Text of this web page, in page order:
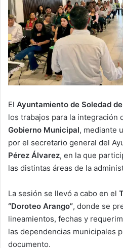
El Ayuntamiento de Soledad
los trabajos para la integración
Gobierno Municipal, mediante
por el secretario general del
Pérez Álvarez, en la que
las distintas áreas de la
La sesión se llevó a cabo en el
“Doroteo Arango”, donde se
lineamientos, fechas y
las dependencias municipales
documento.